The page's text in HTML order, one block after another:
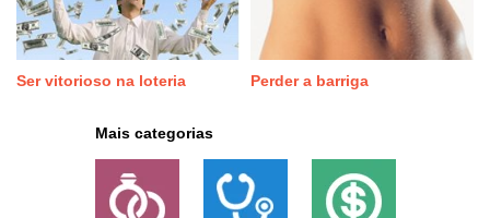
Ser vitorioso na loteria Perder a barriga
Mais categorias